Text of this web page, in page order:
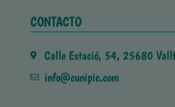
CONTACTO
Calle Estació, 54, 25680
info@cunipic.com